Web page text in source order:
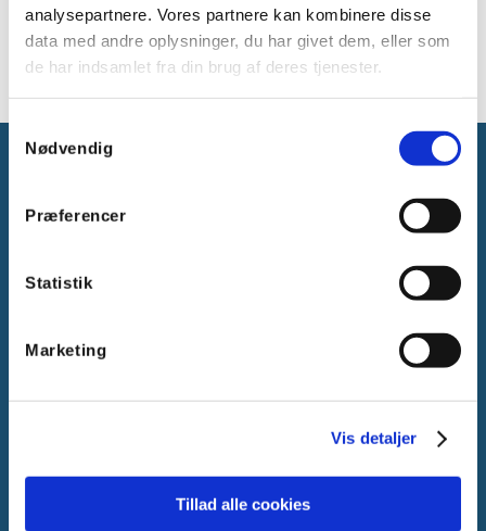
analysepartnere. Vores partnere kan kombinere disse
data med andre oplysninger, du har givet dem, eller som
de har indsamlet fra din brug af deres tjenester.
Samtykkevalg
Nødvendig
Præferencer
Statistik
Marketing
Vis detaljer
Tillad alle cookies
+
Gammelager 15
2605 Brøndby, Danmark
Tlf.:+45 44 85 90 00